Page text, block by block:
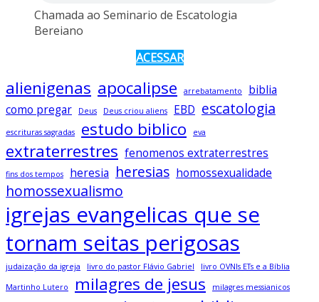
Chamada ao Seminario de Escatologia
Bereiano
ACESSAR
alienigenas apocalipse arrebatamento
biblia
como pregar
Deus Deus criou aliens EBD escatologia
escrituras sagradas estudo biblico eva
extraterrestres fenomenos extraterrestres
fins dos tempos heresia heresias homossexualidade
homossexualismo
igrejas evangelicas que se
tornam seitas perigosas
judaização da igreja livro do pastor Flávio Gabriel livro OVNIs ETs e a Bíblia
Martinho Lutero milagres de jesus milagres messianicos